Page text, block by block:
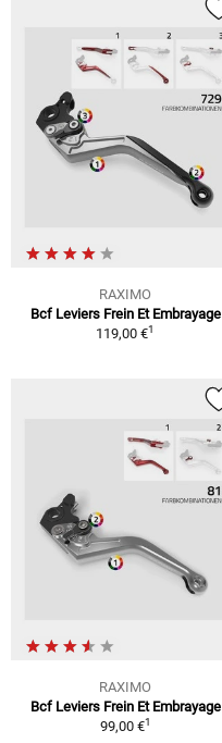
RAXIMO
Bcf Leviers Frein Et Embrayage
119,00 €1
RAXIMO
Bcf Leviers Frein Et Embrayage
99,00 €1